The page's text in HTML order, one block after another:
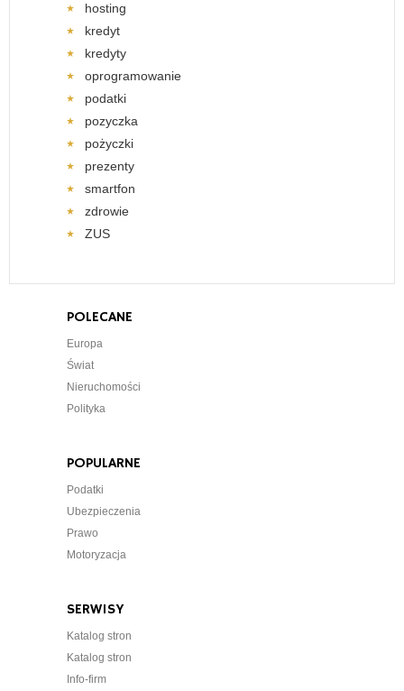
hosting
kredyt
kredyty
oprogramowanie
podatki
pozyczka
pożyczki
prezenty
smartfon
zdrowie
ZUS
POLECANE
Europa
Świat
Nieruchomości
Polityka
POPULARNE
Podatki
Ubezpieczenia
Prawo
Motoryzacja
SERWISY
Katalog stron
Katalog stron
Info-firm